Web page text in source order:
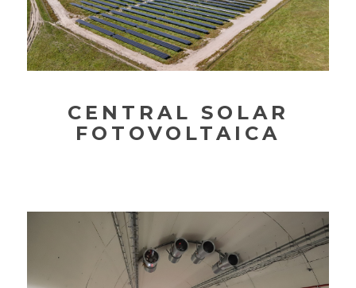
CENTRAL SOLAR
FOTOVOLTAICA